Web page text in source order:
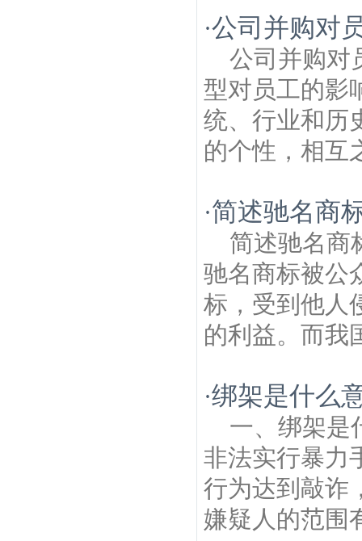
·公司并购对
公司并购对
型对员工的影
统、行业和历
的个性，相互
·简述驰名商
简述驰名商
驰名商标被公
标，受到他人
的利益。而我
·绑架是什么
一、绑架是
非法实行暴力
行为达到敲诈
嫌疑人的范围